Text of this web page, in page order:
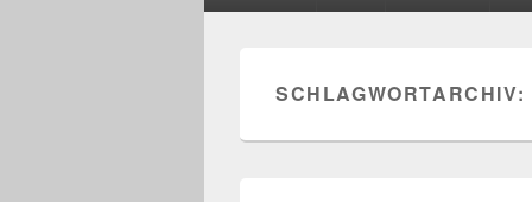
SCHLAGWORTARCHIV: